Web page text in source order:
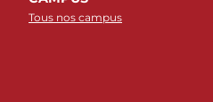
Tous nos campus